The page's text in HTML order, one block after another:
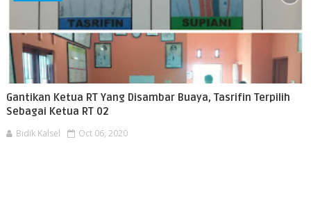
Gantikan Ketua RT Yang Disambar Buaya, Tasrifin Terpilih
Sebagai Ketua RT 02
Bidik Kalsel Oct 06, 2020